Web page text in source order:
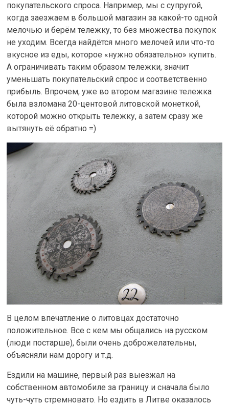
покупательского спроса. Например, мы с супругой,
когда заезжаем в большой магазин за какой-то одной
мелочью и берём тележку, то без множества покупок
не уходим. Всегда найдётся много мелочей или что-то
вкусное из еды, которое «нужно обязательно» купить.
А ограничивать таким образом тележки, значит
уменьшать покупательский спрос и соответственно
прибыль. Впрочем, уже во втором магазине тележка
была взломана 20-центовой литовской монеткой,
которой можно открыть тележку, а затем сразу же
вытянуть её обратно =)
В целом впечатление о литовцах достаточно
положительное. Все с кем мы общались на русском
(люди постарше), были очень доброжелательны,
объясняли нам дорогу и т.д.
Ездили на машине, первый раз выезжал на
собственном автомобиле за границу и сначала было
чуть-чуть стремновато. Но ездить в Литве оказалось